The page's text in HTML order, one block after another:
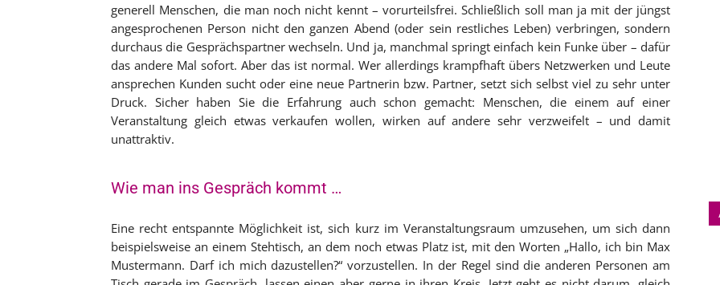
generell Menschen, die man noch nicht kennt – vorurteilsfrei. Schließlich soll man ja mit der jüngst
angesprochenen Person nicht den ganzen Abend (oder sein restliches Leben) verbringen, sondern
durchaus die Gesprächspartner wechseln. Und ja, manchmal springt einfach kein Funke über – dafür
das andere Mal sofort. Aber das ist normal. Wer allerdings krampfhaft übers Netzwerken und Leute
ansprechen Kunden sucht oder eine neue Partnerin bzw. Partner, setzt sich selbst viel zu sehr unter
Druck. Sicher haben Sie die Erfahrung auch schon gemacht: Menschen, die einem auf einer
Veranstaltung gleich etwas verkaufen wollen, wirken auf andere sehr verzweifelt – und damit
unattraktiv.
Wie man ins Gespräch kommt …
Eine recht entspannte Möglichkeit ist, sich kurz im Veranstaltungsraum umzusehen, um sich dann
beispielsweise an einem Stehtisch, an dem noch etwas Platz ist, mit den Worten „Hallo, ich bin Max
Mustermann. Darf ich mich dazustellen?“ vorzustellen. In der Regel sind die anderen Personen am